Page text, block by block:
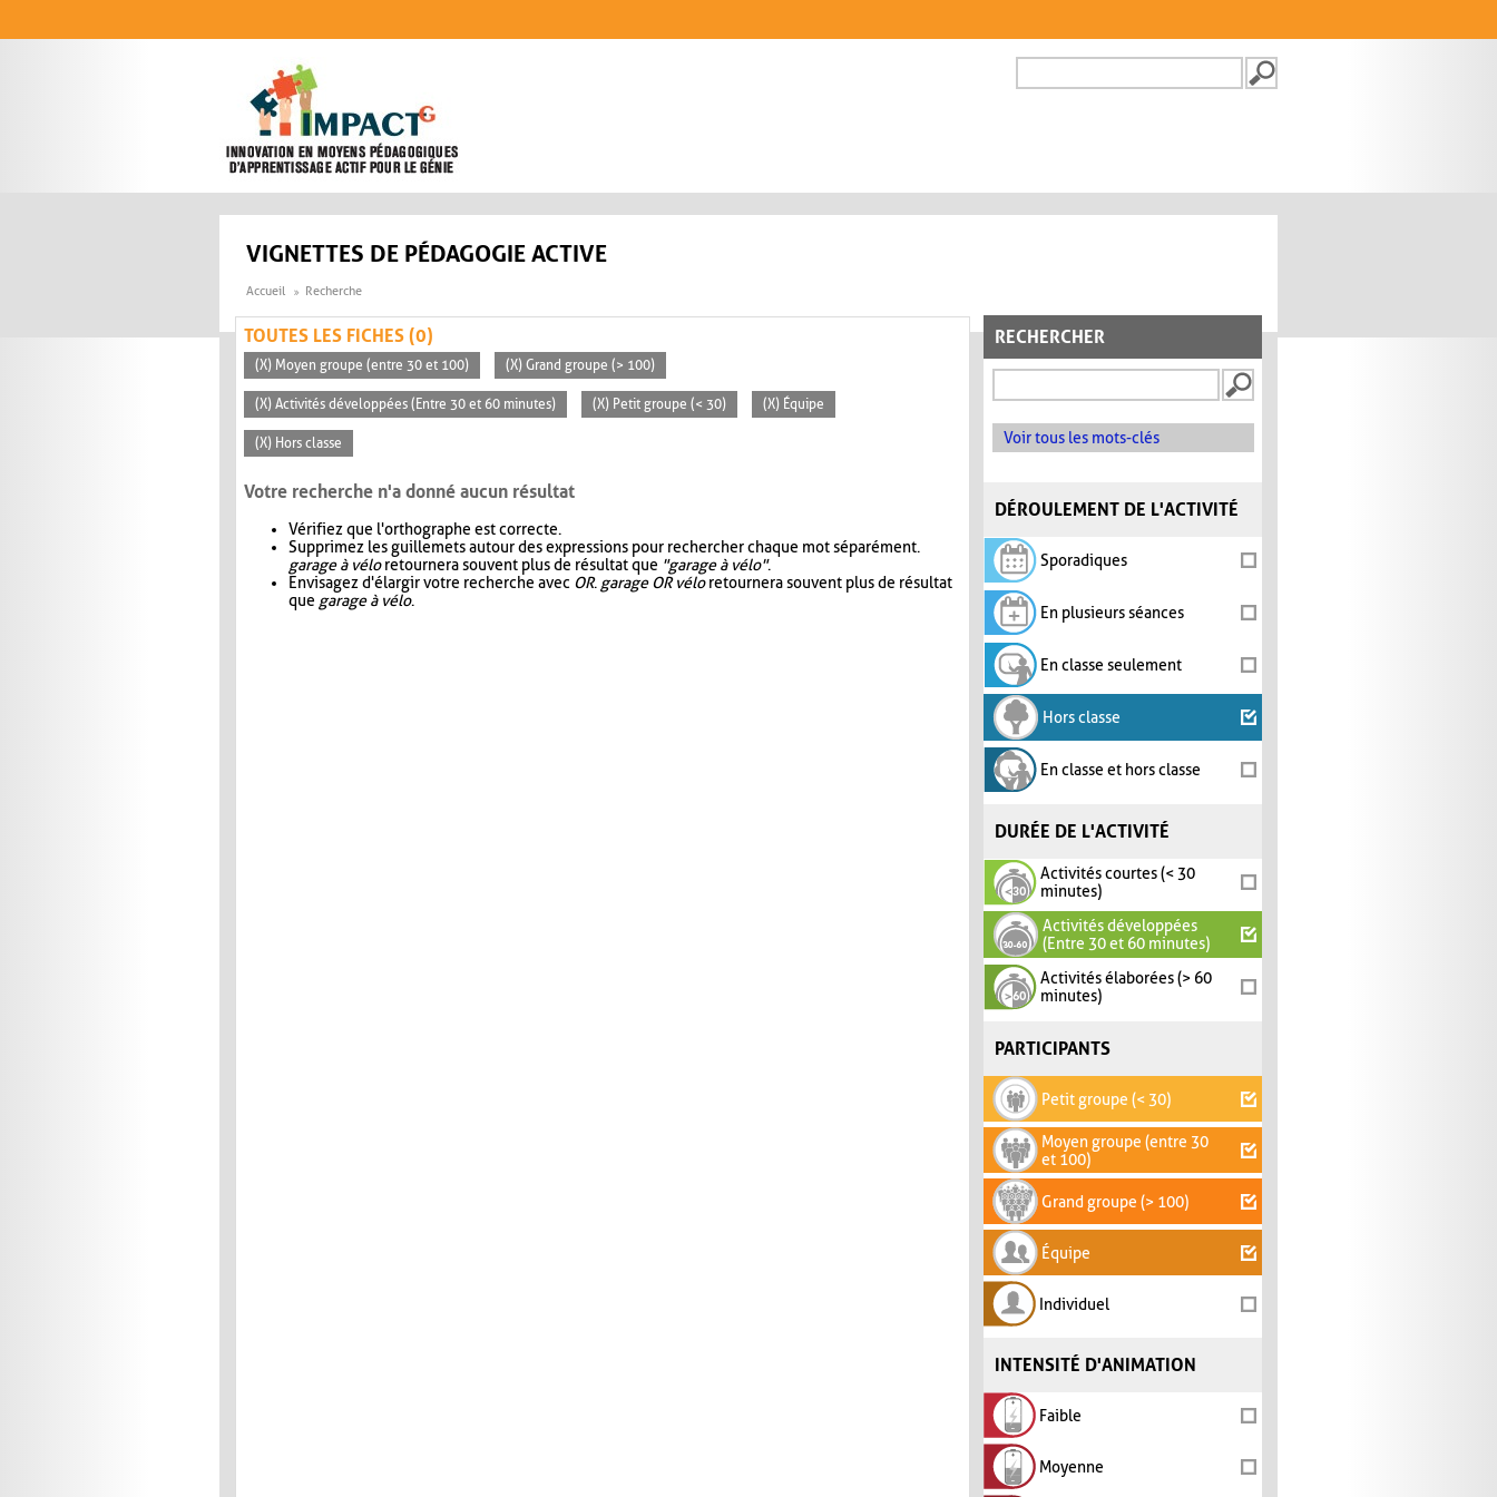
FORMULAIRE DE
VIGNETTES DE PÉDAGOGIE ACTIVE
Accueil Recherche
RECHERCHER
Voir tous les mots-clés
DÉROULEMENT DE L'ACTIVITÉ
Sporadiques
En plusieurs séances
En classe seulement
Hors classe
En classe et hors classe
DURÉE DE L'ACTIVITÉ
Activités courtes (< 30
minutes)
Activités développées
(Entre 30 et 60 minutes)
Activités élaborées (> 60
minutes)
PARTICIPANTS
Petit groupe (< 30)
Moyen groupe (entre 30
et 100)
Grand groupe (> 100)
Équipe
Individuel
INTENSITÉ D'ANIMATION
Faible
Moyenne
TOUTES LES FICHES (0)
(X) Moyen groupe (entre 30 et 100) (X) Grand groupe (> 100)
(X) Activités développées (Entre 30 et 60 minutes) (X) Petit groupe (< 30) (X) Équipe
(X) Hors classe
Votre recherche n'a donné aucun résultat
Vérifiez que l'orthographe est correcte.
Supprimez les guillemets autour des expressions pour rechercher chaque mot séparément.
garage à véloretournera souvent plus de résultat que "garage à vélo".
Envisagez d'élargir votre recherche avec OR. garage OR véloretournera souvent plus de résultat
que garage à vélo.